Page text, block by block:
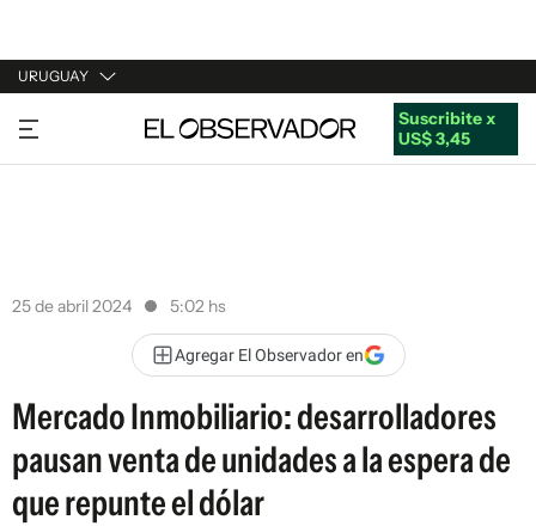
URUGUAY
URUGUAY
ARGENTINA
Suscribite x
US$ 3,45
25 de abril 2024 5:02 hs
Agregar El Observador en
Mercado Inmobiliario: desarrolladores
pausan venta de unidades a la espera de
que repunte el dólar